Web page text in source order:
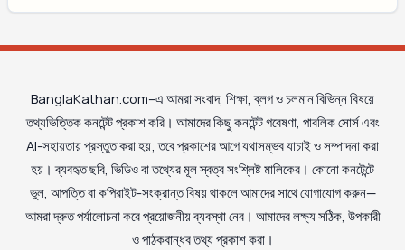
BanglaKathan.com–এ আমরা সংবাদ, শিক্ষা, ব্লগ ও চলমান বিভিন্ন বিষয়ে
তথ্যভিত্তিক কনটেন্ট প্রকাশ করি। আমাদের কিছু কনটেন্ট গবেষণা, পাবলিক সোর্স এবং
AI-সহায়তায় প্রস্তুত করা হয়; তবে প্রকাশের আগে যথাসম্ভব যাচাই ও সম্পাদনা করা
হয়। ব্যবহৃত ছবি, ভিডিও বা তথ্যের মূল স্বত্ব সংশ্লিষ্ট মালিকের। কোনো কনটেন্টে
ভুল, আপত্তি বা কপিরাইট-সংক্রান্ত বিষয় থাকলে আমাদের সাথে যোগাযোগ করুন—
আমরা দ্রুত পর্যালোচনা করে প্রয়োজনীয় ব্যবস্থা নেব। আমাদের লক্ষ্য সঠিক, উপকারী
ও পাঠকবান্ধব তথ্য প্রকাশ করা।